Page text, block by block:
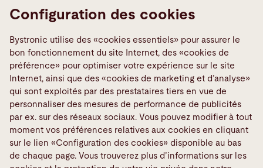
Media Center
Signaler une erreur
TeamViewer
Quality policies
Médias sociaux
Configuration des cookies
Bystronic utilise des «cookies essentiels» pour assurer le
bon fonctionnement du site Internet, des «cookies de
préférence» pour optimiser votre expérience sur le site
Internet, ainsi que des «cookies de marketing et d’analyse»
qui sont exploités par des prestataires tiers en vue de
personnaliser des mesures de performance de publicités
par ex. sur des réseaux sociaux. Vous pouvez modifier à tout
moment vos préférences relatives aux cookies en cliquant
sur le lien «Configuration des cookies» disponible au bas
de chaque page. Vous trouverez plus d’informations sur les